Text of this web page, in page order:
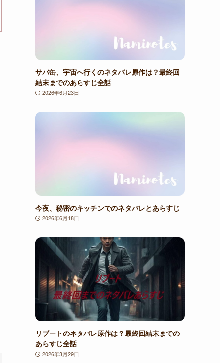
サバ缶、宇宙へ行くのネタバレ原作は？最終回
結末までのあらすじ全話
2026年6月23日
今夜、秘密のキッチンでのネタバレとあらすじ
2026年6月18日
リブートのネタバレ原作は？最終回結末までの
あらすじ全話
2026年3月29日